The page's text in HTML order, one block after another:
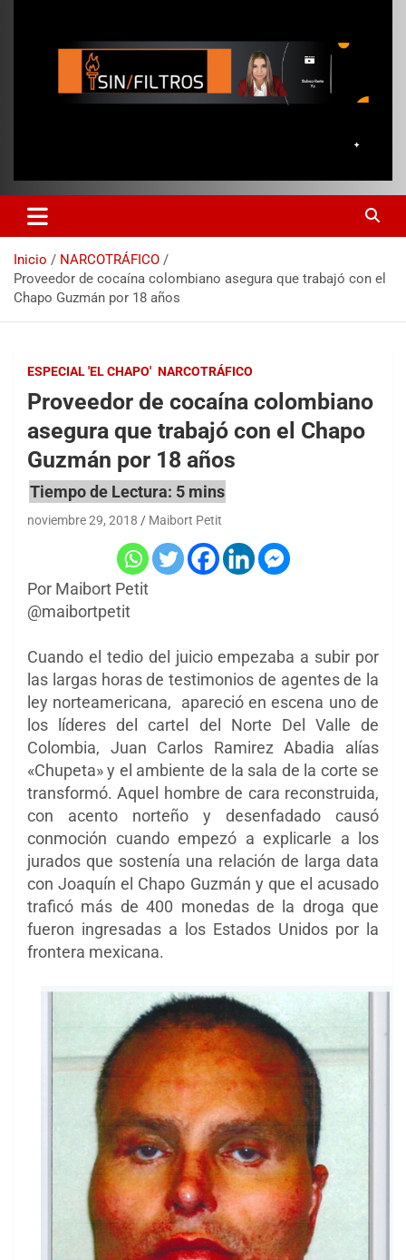
Inicio
NARCOTRÁFICO
Proveedor de cocaína colombiano asegura que trabajó con el
Chapo Guzmán por 18 años
ESPECIAL 'EL CHAPO' NARCOTRÁFICO
Proveedor de cocaína colombiano
asegura que trabajó con el Chapo
Guzmán por 18 años
noviembre 29, 2018 Maibort Petit
Por Maibort Petit
@maibortpetit
Cuando el tedio del juicio empezaba a subir por
las largas horas de testimonios de agentes de la
ley norteamericana, apareció en escena uno de
los líderes del cartel del Norte Del Valle de
Colombia, Juan Carlos Ramirez Abadia alías
«Chupeta» y el ambiente de la sala de la corte se
transformó. Aquel hombre de cara reconstruida,
con acento norteño y desenfadado causó
conmoción cuando empezó a explicarle a los
jurados que sostenía una relación de larga data
con Joaquín el Chapo Guzmán y que el acusado
traficó más de 400 monedas de la droga que
fueron ingresadas a los Estados Unidos por la
frontera mexicana.